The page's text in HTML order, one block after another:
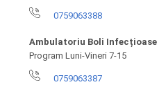
0759063388
Ambulatoriu Boli Infecțioase
Program Luni-Vineri 7-15
0759063387